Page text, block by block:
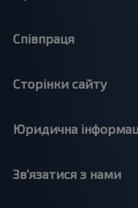
Співпраця
Сторінки сайту
Юридична
Зв'язатися з нами